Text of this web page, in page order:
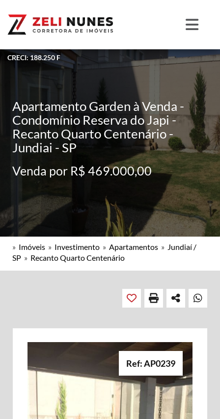
CRECI: 188.250 F
Apartamento Garden à Venda -
Condomínio Reserva do Japi -
Recanto Quarto Centenário -
Jundiai - SP
Venda por R$ 469.000,00
» Imóveis » Investimento » Apartamentos » Jundiaí /
SP » Recanto Quarto Centenário
Ref: AP0239